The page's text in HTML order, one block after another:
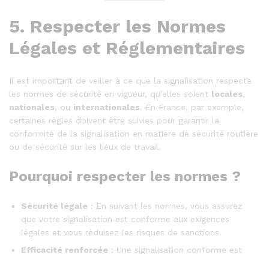
5. Respecter les Normes
Légales et Réglementaires
Il est important de veiller à ce que la signalisation respecte
les normes de sécurité en vigueur, qu’elles soient locales,
nationales, ou internationales. En France, par exemple,
certaines règles doivent être suivies pour garantir la
conformité de la signalisation en matière de sécurité routière
ou de sécurité sur les lieux de travail.
Pourquoi respecter les normes ?
Sécurité légale : En suivant les normes, vous assurez
que votre signalisation est conforme aux exigences
légales et vous réduisez les risques de sanctions.
Efficacité renforcée : Une signalisation conforme est